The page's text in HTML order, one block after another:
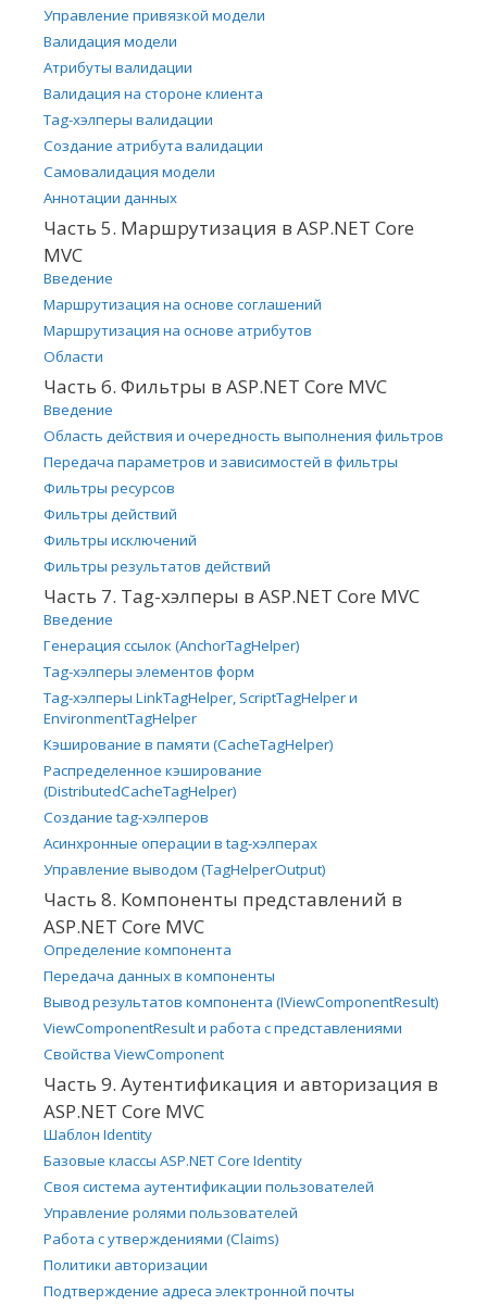
Управление привязкой модели
Валидация модели
Атрибуты валидации
Валидация на стороне клиента
Tag-хэлперы валидации
Создание атрибута валидации
Самовалидация модели
Аннотации данных
Часть 5. Маршрутизация в ASP.NET Core
MVC
Введение
Маршрутизация на основе соглашений
Маршрутизация на основе атрибутов
Области
Часть 6. Фильтры в ASP.NET Core MVC
Введение
Область действия и очередность выполнения фильтров
Передача параметров и зависимостей в фильтры
Фильтры ресурсов
Фильтры действий
Фильтры исключений
Фильтры результатов действий
Часть 7. Tag-хэлперы в ASP.NET Core MVC
Введение
Генерация ссылок (AnchorTagHelper)
Tag-хэлперы элементов форм
Tag-хэлперы LinkTagHelper, ScriptTagHelper и
EnvironmentTagHelper
Кэширование в памяти (CacheTagHelper)
Распределенное кэширование
(DistributedCacheTagHelper)
Создание tag-хэлперов
Асинхронные операции в tag-хэлперах
Управление выводом (TagHelperOutput)
Часть 8. Компоненты представлений в
ASP.NET Core MVC
Определение компонента
Передача данных в компоненты
Вывод результатов компонента (IViewComponentResult)
ViewComponentResult и работа с представлениями
Свойства ViewComponent
Часть 9. Аутентификация и авторизация в
ASP.NET Core MVC
Шаблон Identity
Базовые классы ASP.NET Core Identity
Своя система аутентификации пользователей
Управление ролями пользователей
Работа с утверждениями (Claims)
Политики авторизации
Подтверждение адреса электронной почты